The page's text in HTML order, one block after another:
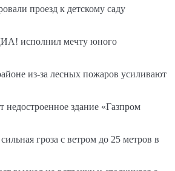
проезд к детскому саду
исполнил мечту юного
из-за лесных пожаров усиливают
здание «Газпром
гроза с ветром до 25 метров в